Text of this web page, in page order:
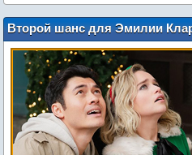
Второй шанс для Эмилии
трейлер «Рождества на